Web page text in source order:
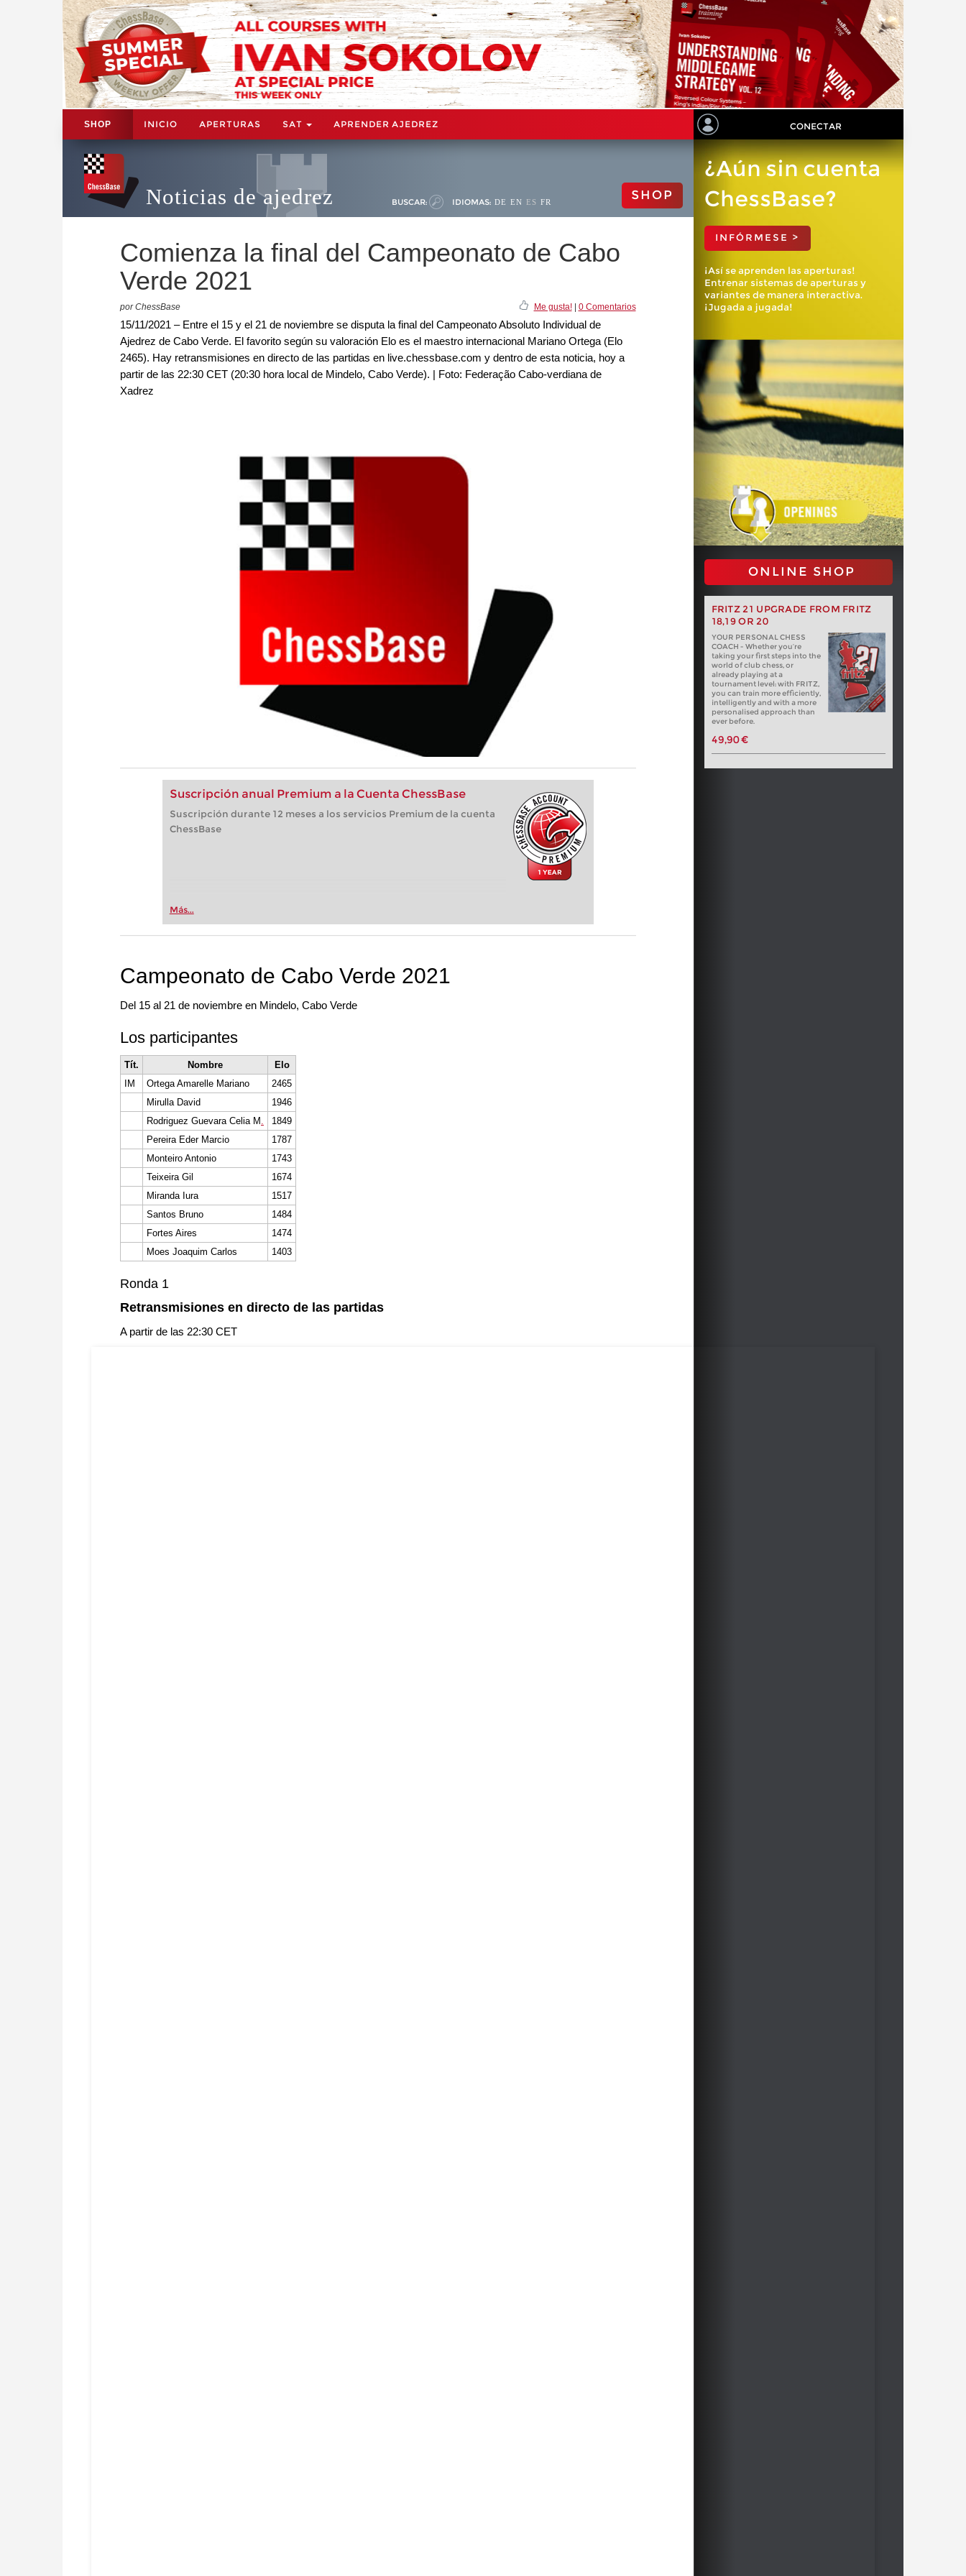
SHOP INICIO APERTURAS SAT APRENDER AJEDREZ CONECTAR
Noticias de ajedrez BUSCAR: IDIOMAS: DE EN ES FR SHOP
Comienza la final del Campeonato de Cabo
Verde 2021
por ChessBase Me gusta!| 0 Comentarios
15/11/2021 – Entre el 15 y el 21 de noviembre se disputa la final del Campeonato Absoluto Individual de
Ajedrez de Cabo Verde. El favorito según su valoración Elo es el maestro internacional Mariano Ortega (Elo
2465). Hay retransmisiones en directo de las partidas en live.chessbase.com y dentro de esta noticia, hoy a
partir de las 22:30 CET (20:30 hora local de Mindelo, Cabo Verde). | Foto: Federação Cabo-verdiana de
Xadrez
Suscripción anual Premium a la Cuenta ChessBase
Suscripción durante 12 meses a los servicios Premium de la cuenta
ChessBase
Más...
¿Aún sin cuenta
ChessBase?
INFÓRMESE >
¡Así se aprenden las aperturas!
Entrenar sistemas de aperturas y
variantes de manera interactiva.
¡Jugada a jugada!
ONLINE SHOP
FRITZ 21 UPGRADE FROM FRITZ
18,19 OR 20
YOUR PERSONAL CHESS
COACH - Whether you’re
taking your first steps into the
world of club chess, or
already playing at a
tournament level: with FRITZ,
you can train more efficiently,
intelligently and with a more
personalised approach than
ever before.
49,90 €
Campeonato de Cabo Verde 2021
Del 15 al 21 de noviembre en Mindelo, Cabo Verde
Los participantes
Tít. Nombre
Elo
IM
Ortega Amarelle Mariano
2465
Mirulla David
1946
Rodriguez Guevara Celia M .
1849
Pereira Eder Marcio
1787
Monteiro Antonio
1743
Teixeira Gil
1674
Miranda Iura
1517
Santos Bruno
1484
Fortes Aires
1474
Moes Joaquim Carlos
1403
Ronda 1
Retransmisiones en directo de las partidas
A partir de las 22:30 CET